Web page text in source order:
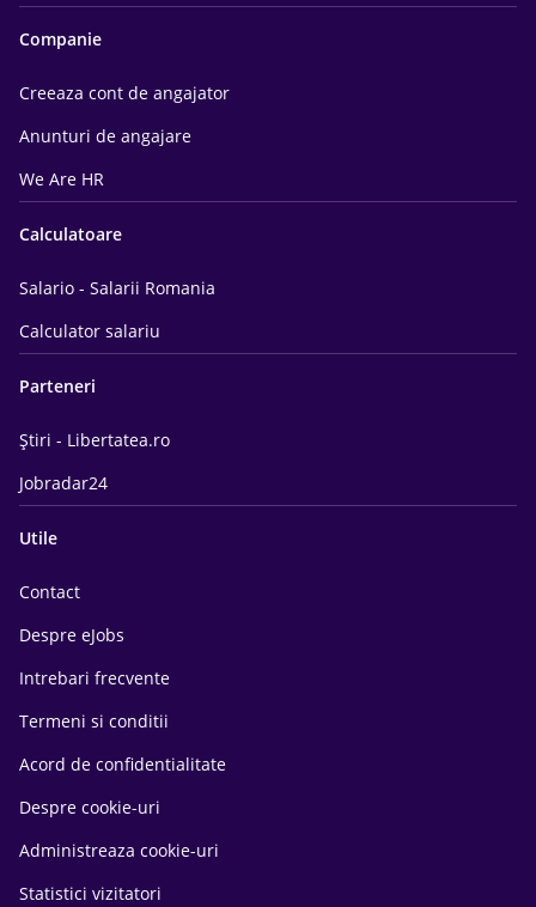
Companie
Creeaza cont de angajator
Anunturi de angajare
We Are HR
Calculatoare
Salario - Salarii Romania
Calculator salariu
Parteneri
Știri - Libertatea.ro
Jobradar24
Utile
Contact
Despre eJobs
Intrebari frecvente
Termeni si conditii
Acord de confidentialitate
Despre cookie-uri
Administreaza cookie-uri
Statistici vizitatori